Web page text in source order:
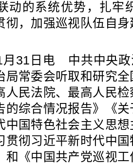
动的系统优势，扎牢
彻，加强巡视队伍自
月31日电 中共中央政
局常委会听取和研究
人民法院、最高人民
的综合情况报告》《
中国特色社会主义思
贯彻习近平新时代中
和《中国共产党巡视